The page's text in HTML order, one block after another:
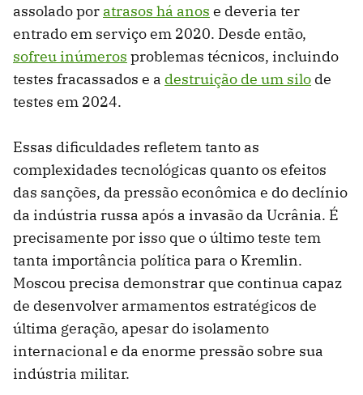
assolado por atrasos há anos e deveria ter
entrado em serviço em 2020. Desde então,
sofreu inúmeros problemas técnicos, incluindo
testes fracassados ​​e a destruição de um silo de
testes em 2024.
Essas dificuldades refletem tanto as
complexidades tecnológicas quanto os efeitos
das sanções, da pressão econômica e do declínio
da indústria russa após a invasão da Ucrânia. É
precisamente por isso que o último teste tem
tanta importância política para o Kremlin.
Moscou precisa demonstrar que continua capaz
de desenvolver armamentos estratégicos de
última geração, apesar do isolamento
internacional e da enorme pressão sobre sua
indústria militar.